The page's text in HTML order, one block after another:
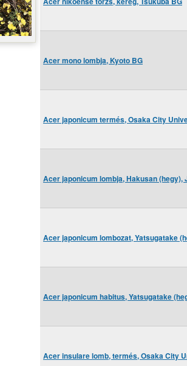
Acer mono lombja, Kyoto BG
Acer japonicum termés, Osaka City
Acer japonicum lombja, Hakusan (hegy),
Acer japonicum lombozat, Yatsugatake
Acer japonicum habitus, Yatsugatake
Acer insulare lomb, termés, Osaka City